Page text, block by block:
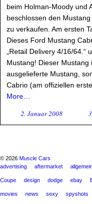
beim Holman-Moody und
beschlossen den
zu verkaufen. Am ersten
Dieses Ford Mustang
„Retail Delivery 4/16/
Mustang! Dieser Mustang
ausgelieferte Mustang,
Cabrio (am offiziellen
More…
2. Januar 2008
© 2026 Muscle Cars
advertising
aftermarket
Coupe design dodge ebay
movies news sexy spyshots